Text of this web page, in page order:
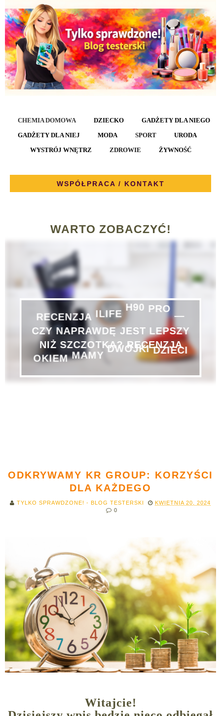
CHEMIA DOMOWA DZIECKO
GADŻETY DLA NIEGO
GADŻETY DLA NIEJ
MODA SPORT
URODA
WYSTRÓJ WNĘTRZ
ZDROWIE ŻYWNOŚĆ
WSPÓŁPRACA / KONTAKT
WARTO ZOBACZYĆ!
RECENZJA ILIFE PRO —
CZY NAPRAWDĘ JEST LEPSZY
NIŻ SZCZOTKA? RECENZJA
OKIEM MAMY DWÓJKI DZIECI
ODKRYWAMY KR GROUP: KORZYŚCI
DLA KAŻDEGO
TYLKO SPRAWDZONE! - BLOG TESTERSKI
KWIETNIA 20, 2024
0
Witajcie!